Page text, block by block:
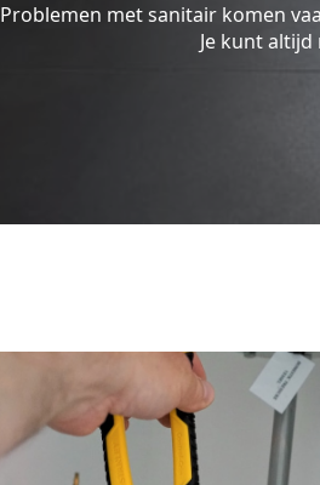
Problemen met sanitair komen
Je kunt